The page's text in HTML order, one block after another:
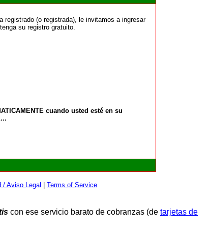
(o registrada), le invitamos a ingresar
su registro gratuito.
cuando usted esté en su
/ Aviso Legal
Terms of Service
con ese servicio barato de cobranzas (de tarjetas de